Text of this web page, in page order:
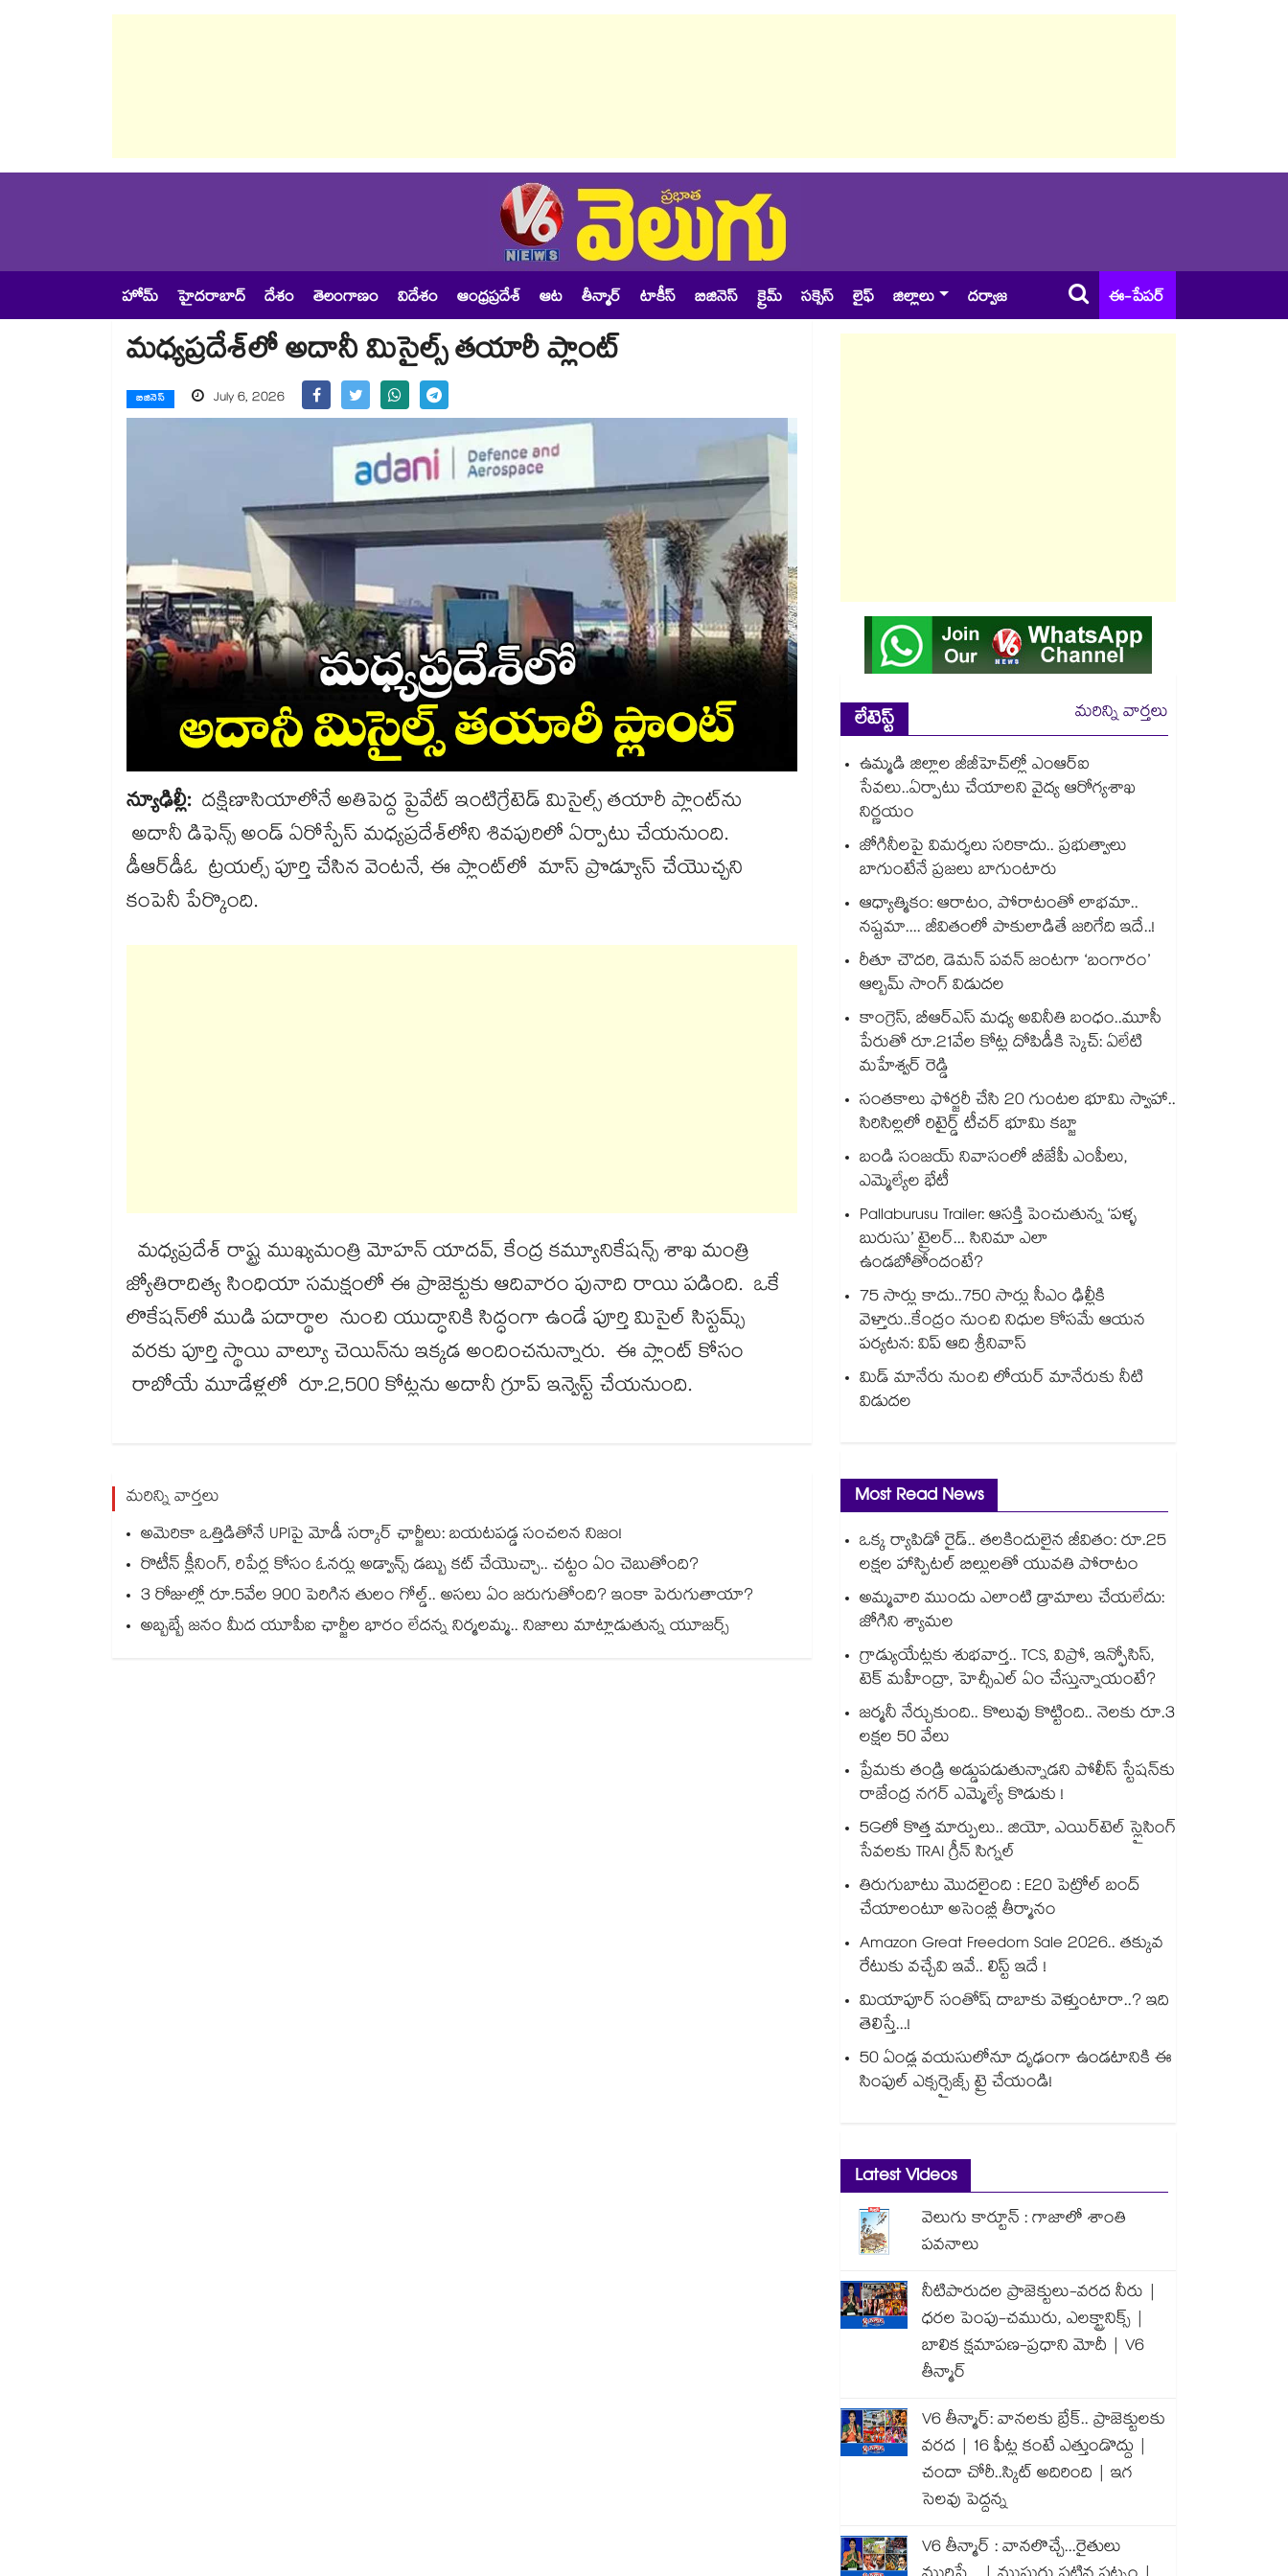
హోమ్ హైదరాబాద్ దేశం తెలంగాణం విదేశం ఆంధ్రప్రదేశ్ ఆట తీన్మార్ టాకీస్ బిజినెస్ క్రైమ్ సక్సెస్ లైఫ్ జిల్లాలు దర్వాజ ఈ-పేపర్
మధ్యప్రదేశ్‌‌‌‌లో అదానీ మిసైల్స్ తయారీ ప్లాంట్
బిజినెస్ July 6, 2026
న్యూఢిల్లీ: దక్షిణాసియాలోనే అతిపెద్ద ప్రైవేట్ ఇంటిగ్రేటెడ్ మిసైల్స్‌‌ తయారీ ప్లాంట్‌‌ను
అదానీ డిఫెన్స్ అండ్ ఏరోస్పేస్ మధ్యప్రదేశ్‌‌‌‌లోని శివపురిలో ఏర్పాటు చేయనుంది.
డీఆర్‌‌‌‌డీఓ ట్రయల్స్‌‌ పూర్తి చేసిన వెంటనే, ఈ ప్లాంట్‌‌లో మాస్‌‌ ప్రొడ్యూస్ చేయొచ్చని
కంపెనీ పేర్కొంది.
మధ్యప్రదేశ్‌‌ రాష్ట్ర ముఖ్యమంత్రి మోహన్ యాదవ్, కేంద్ర కమ్యూనికేషన్స్‌‌‌‌ శాఖ మంత్రి
జ్యోతిరాదిత్య సింధియా సమక్షంలో ఈ ప్రాజెక్టుకు ఆదివారం పునాది రాయి పడింది. ఒకే
లొకేషన్‌‌‌‌లో ముడి పదార్థాల నుంచి యుద్ధానికి సిద్ధంగా ఉండే పూర్తి మిసైల్‌‌ సిస్టమ్స్
వరకు పూర్తి స్థాయి వాల్యూ చెయిన్‌‌‌‌ను ఇక్కడ అందించనున్నారు. ఈ ప్లాంట్ కోసం
రాబోయే మూడేళ్లలో రూ.2,500 కోట్లను అదానీ గ్రూప్ ఇన్వెస్ట్ చేయనుంది.
మరిన్ని వార్తలు
అమెరికా ఒత్తిడితోనే UPIపై మోడీ సర్కార్‌ ఛార్జీలు: బయటపడ్డ సంచలన నిజం!
రొటీన్ క్లీనింగ్, రిపేర్ల కోసం ఓనర్లు అడ్వాన్స్ డబ్బు కట్ చేయెుచ్చా.. చట్టం ఏం చెబుతోంది?
3 రోజుల్లో రూ.5వేల 900 పెరిగిన తులం గోల్డ్.. అసలు ఏం జరుగుతోంది? ఇంకా పెరుగుతాయా?
అబ్బబ్బే జనం మీద యూపీఐ ఛార్జీల భారం లేదన్న నిర్మలమ్మ.. నిజాలు మాట్లాడుతున్న యూజర్స్
లేటెస్ట్
మరిన్ని వార్తలు
ఉమ్మడి జిల్లాల జీజీహెచ్‌‌ల్లో ఎంఆర్ఐ
సేవలు..ఏర్పాటు చేయాలని వైద్య ఆరోగ్యశాఖ
నిర్ణయం
జోగినీలపై విమర్శలు సరికాదు.. ప్రభుత్వాలు
బాగుంటేనే ప్రజలు బాగుంటారు
ఆధ్యాత్మికం: ఆరాటం, పోరాటంతో లాభమా..
నష్టమా.... జీవితంలో పాకులాడితే జరిగేది ఇదే..!
రీతూ చౌదరి, డెమన్ పవన్ జంటగా ‘బంగారం’
ఆల్బమ్ సాంగ్ విడుదల
కాంగ్రెస్, బీఆర్ఎస్ మధ్య అవినీతి బంధం..మూసీ
పేరుతో రూ.21వేల కోట్ల దోపిడీకి స్కెచ్: ఏలేటి
మహేశ్వర్ రెడ్డి
సంతకాలు ఫోర్జరీ చేసి 20 గుంటల భూమి స్వాహా..
సిరిసిల్లలో రిటైర్డ్ టీచర్ భూమి కబ్జా
బండి సంజయ్ నివాసంలో బీజేపీ ఎంపీలు,
ఎమ్మెల్యేల భేటీ
Pallaburusu Trailer: ఆసక్తి పెంచుతున్న ‘పళ్ళ
బురుసు’ ట్రైలర్... సినిమా ఎలా
ఉండబోతోందంటే?
75 సార్లు కాదు..75‌‌‌‌‌‌‌‌0 సార్లు సీఎం ఢిల్లీకి
వెళ్తారు..కేంద్రం నుంచి నిధుల కోసమే ఆయన
పర్యటన: విప్ ఆది శ్రీనివాస్
మిడ్ మానేరు నుంచి లోయర్ మానేరుకు నీటి
విడుదల
Most Read News
ఒక్క ర్యాపిడో రైడ్.. తలకిందులైన జీవితం: రూ.25
లక్షల హాస్పిటల్ బిల్లులతో యువతి పోరాటం
అమ్మవారి ముందు ఎలాంటి డ్రామాలు చేయలేదు:
జోగిని శ్యామల
గ్రాడ్యుయేట్లకు శుభవార్త.. TCS, విప్రో, ఇన్ఫోసిస్,
టెక్ మహీంద్రా, హెచ్సీఎల్ ఏం చేస్తున్నాయంటే?
జర్మనీ నేర్చుకుంది.. కొలువు కొట్టింది.. నెలకు రూ.3
లక్షల 50 వేలు
ప్రేమకు తండ్రి అడ్డుపడుతున్నాడని పోలీస్ స్టేషన్⁪కు
రాజేంద్ర నగర్ ఎమ్మెల్యే కొడుకు !
5Gలో కొత్త మార్పులు.. జియో, ఎయిర్‌టెల్ స్లైసింగ్
సేవలకు TRAI గ్రీన్ సిగ్నల్
తిరుగుబాటు మొదలైంది : E20 పెట్రోల్ బంద్
చేయాలంటూ అసెంబ్లీ తీర్మానం
Amazon Great Freedom Sale 2026.. తక్కువ
రేటుకు వచ్చేవి ఇవే.. లిస్ట్ ఇదే !
మియాపూర్ సంతోష్ దాబాకు వెళ్తుంటారా..? ఇది
తెలిస్తే...!
50 ఏండ్ల వయసులోనూ దృఢంగా ఉండటానికి ఈ
సింపుల్ ఎక్సర్సైజ్స్ ట్రై చేయండి!
Latest Videos
వెలుగు కార్టూన్ : గాజాలో శాంతి
పవనాలు
నీటిపారుదల ప్రాజెక్టులు-వరద నీరు |
ధరల పెంపు-చమురు, ఎలక్ట్రానిక్స్ |
బాలిక క్షమాపణ-ప్రధాని మోదీ | V6
తీన్మార్
V6 తీన్మార్: వానలకు బ్రేక్.. ప్రాజెక్టులకు
వరద | 16 ఫీట్ల కంటే ఎత్తుండొద్దు |
చందా చోరీ..స్కిట్ అదిరింది | ఇగ
సెలవు పెద్దన్న
V6 తీన్మార్ : వానలొచ్చే...రైతులు